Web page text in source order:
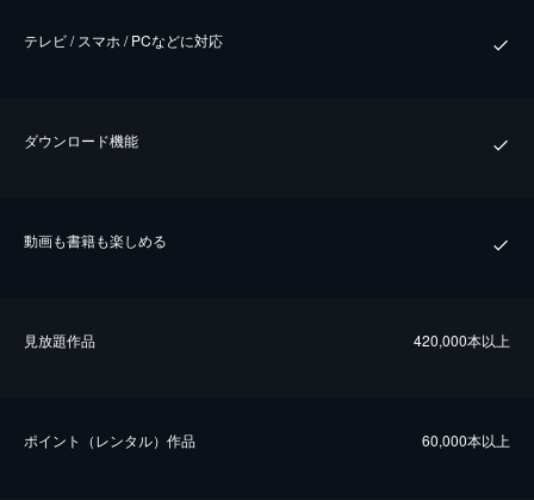
テレビ / スマホ / PCなどに対応
ダウンロード機能
動画も書籍も楽しめる
⾒放題作品 420,000本以上
ポイント（レンタル）作品 60,000本以上